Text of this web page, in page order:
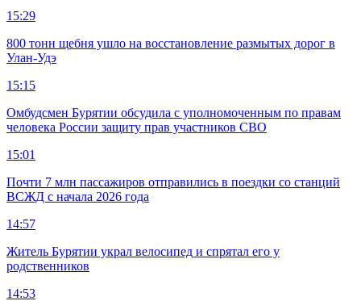
15:29
800 тонн щебня ушло на восстановление размытых дорог в
Улан-Удэ
15:15
Омбудсмен Бурятии обсудила с уполномоченным по правам
человека России защиту прав участников СВО
15:01
Почти 7 млн пассажиров отправились в поездки со станций
ВСЖД с начала 2026 года
14:57
Житель Бурятии украл велосипед и спрятал его у
родственников
14:53